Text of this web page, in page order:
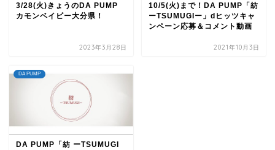
3/28(火)きょうのDA PUMP
カモンベイビー大分県！
2023年3月28日
10/5(火)まで！DA PUMP「紡
ーTSUMUGIー」dヒッツキャ
ンペーン応募＆コメント動画
2021年10月3日
DA PUMP
DA PUMP「紡 ーTSUMUGI